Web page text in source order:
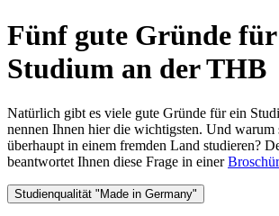
Fünf gute Gründe
Studium an der THB
Natürlich gibt es viele gute Gründe für ein
nennen Ihnen hier die wichtigsten. Und
überhaupt in einem fremden Land studieren?
beantwortet Ihnen diese Frage in einer
Studienqualität "Made in Germany"